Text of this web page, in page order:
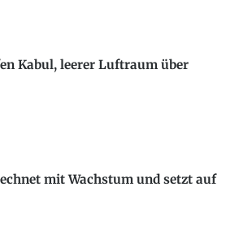
Kabul, leerer Luftraum über
mit Wachstum und setzt auf